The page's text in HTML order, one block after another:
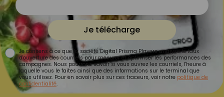
Je télécharge
Je consens à ce que la société Digital Prisma Players analyse le taux
d'ouverture des courriels pour mesurer et optimiser les performances des
campagnes. Nous pourrons savoir si vous ouvrez les courriels, l'heure à
laquelle vous le faites ainsi que des informations sur le terminal que
vous utilisez. Pour en savoir plus sur ces traceurs, voir notre politique de
confidentialité.